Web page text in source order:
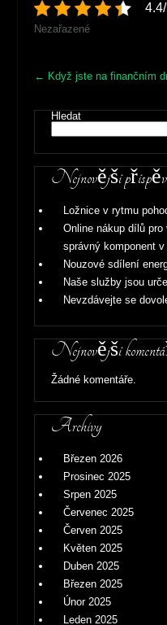
Nezařazené
Post
navigation
← Když jste na finančním
Hledat
Nejnovější
Ložnice v rytmu
Online nákup dílů
správný komponent
Nouzové sdílení
Naše služby jsou
Nevzdávejte se
Nejnovější
Žádné komentáře.
Archivy
Březen 2026
Prosinec 2025
Srpen 2025
Červenec 2025
Červen 2025
Květen 2025
Duben 2025
Březen 2025
Únor 2025
Leden 2025